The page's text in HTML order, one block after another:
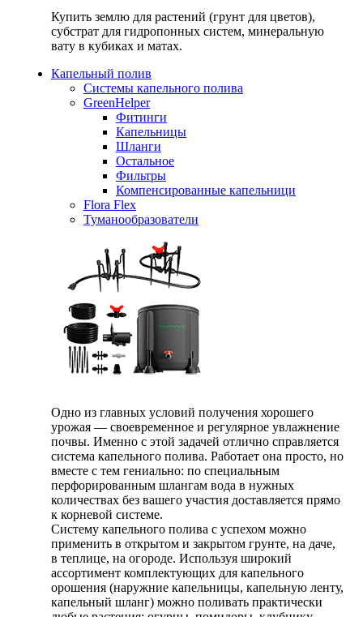
Купить землю для растений (грунт для цветов),
субстрат для гидропонных систем, минеральную
вату в кубиках и матах.
Капельный полив
Системы капельного полива
GreenHelper
Фитинги
Капельницы
Шланги
Остальное
Фильтры
Компенсированные капельници
Flora Flex
Туманообразователи
Одно из главных условий получения хорошего
урожая — своевременное и регулярное увлажнение
почвы. Именно с этой задачей отлично справляется
система капельного полива. Работает она просто, но
вместе с тем гениально: по специальным
перфорированным шлангам вода в нужных
количествах без вашего участия доставляется прямо
к корневой системе.
Систему капельного полива с успехом можно
применить в открытом и закрытом грунте, на даче,
в теплице, на огороде. Используя широкий
ассортимент комплектующих для капельного
орошения (наружние капельницы, капельную ленту,
капельный шланг) можно поливать практически